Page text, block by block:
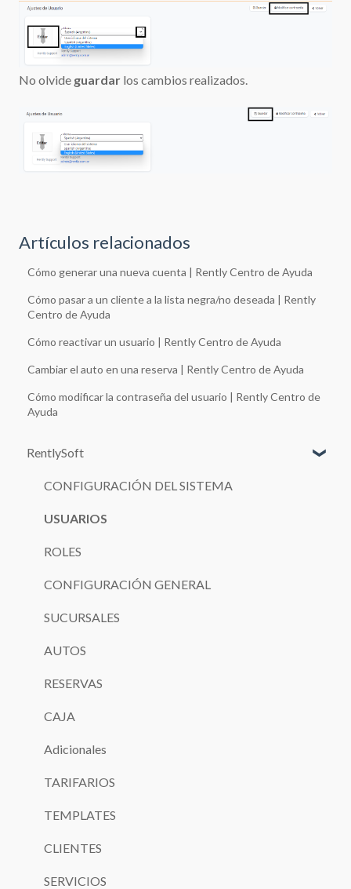
No olvide guardar los cambios realizados.
Artículos relacionados
Cómo generar una nueva cuenta | Rently Centro de Ayuda
Cómo pasar a un cliente a la lista negra/no deseada | Rently
Centro de Ayuda
Cómo reactivar un usuario | Rently Centro de Ayuda
Cambiar el auto en una reserva | Rently Centro de Ayuda
Cómo modificar la contraseña del usuario | Rently Centro de
Ayuda
RentlySoft
CONFIGURACIÓN DEL SISTEMA
USUARIOS
ROLES
CONFIGURACIÓN GENERAL
SUCURSALES
AUTOS
RESERVAS
CAJA
Adicionales
TARIFARIOS
TEMPLATES
CLIENTES
SERVICIOS